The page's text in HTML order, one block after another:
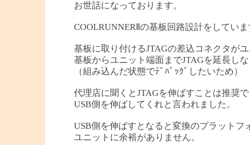
お世話になっております。
COOLRUNNERⅡの基板回路設計をしていま
基板に取り付けるJTAGの差込コネクタが
基板からユニット端面までJTAGを延長しな
（組み込んだ状態でﾃﾞﾊﾞｯｸﾞしたいため）
代理店に聞くとJTAGを伸ばすことは推奨で
USB側を伸ばしてくれと言われました。
USB側を伸ばすとなると変換のプラットフ
ユニットに余裕がありません。